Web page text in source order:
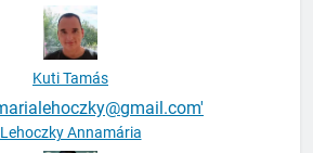
Kuti Tamás
Lehoczky Annamária